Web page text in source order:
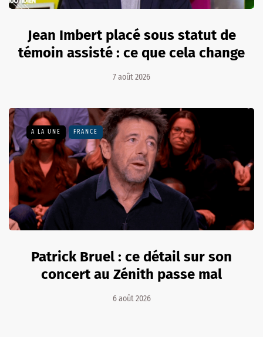
Jean Imbert placé sous statut de
témoin assisté : ce que cela change
7 août 2026
A LA UNE FRANCE
Patrick Bruel : ce détail sur son
concert au Zénith passe mal
6 août 2026